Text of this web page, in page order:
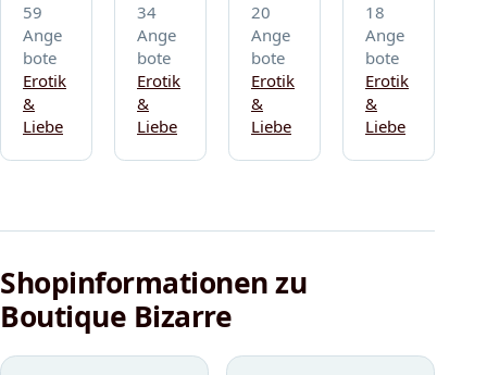
59
Ange
bote
Erotik
&
Liebe
34
Ange
bote
Erotik
&
Liebe
20
Ange
bote
Erotik
&
Liebe
18
Ange
bote
Erotik
&
Liebe
Shopinformationen zu
Boutique Bizarre